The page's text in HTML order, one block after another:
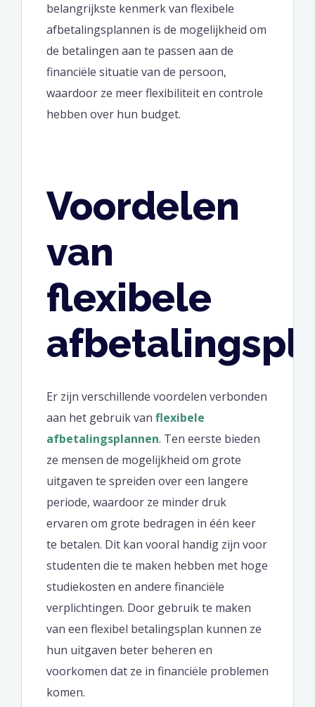
belangrijkste kenmerk van flexibele
afbetalingsplannen is de mogelijkheid om
de betalingen aan te passen aan de
financiële situatie van de persoon,
waardoor ze meer flexibiliteit en controle
hebben over hun budget.
Voordelen
van
flexibele
Er zijn verschillende voordelen verbonden
aan het gebruik van flexibele
afbetalingsplannen. Ten eerste bieden
ze mensen de mogelijkheid om grote
uitgaven te spreiden over een langere
periode, waardoor ze minder druk
ervaren om grote bedragen in één keer
te betalen. Dit kan vooral handig zijn voor
studenten die te maken hebben met hoge
studiekosten en andere financiële
verplichtingen. Door gebruik te maken
van een flexibel betalingsplan kunnen ze
hun uitgaven beter beheren en
voorkomen dat ze in financiële problemen
komen.